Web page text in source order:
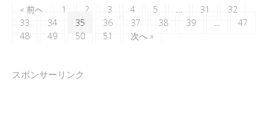
« 前へ 1 2 3 4 5 … 31
32
33
34 35 36 37 38 39 …
47
48
49 50 51 次へ »
スポンサーリンク